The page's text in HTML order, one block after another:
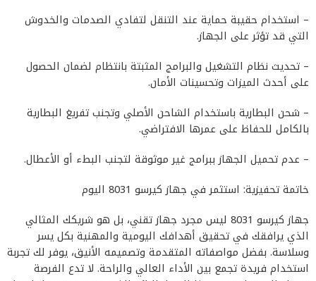
– استخدام حقيبة حماية عند التنقل لتفادي الصدمات والخدوش
التي قد تؤثر على الجهاز.
– تحديث نظام التشغيل والبرامج المثبتة بانتظام لضمان الحصول
على أحدث الميزات وتحسينات الأمان.
– شحن البطارية باستخدام الشاحن الأصلي وتجنب تفريغ البطارية
بالكامل للحفاظ على عمرها الافتراضي.
– عدم تحميل الجهاز ببرامج غير موثوقة لتجنب البطء أو الأعطال.
خاتمة تحفيزية: استثمر في جهاز كيرسو 8031 اليوم
جهاز كيرسو 8031 ليس مجرد جهاز تقني، بل هو شريكك المثالي
الذي يرافقك في تحقيق أهدافك اليومية والمهنية بكل يسر
وسلاسة. بفضل مواصفاته المتقدمة وتصميمه الأنيق، يوفر لك تجربة
استخدام فريدة تجمع بين الأداء العالي والراحة. لا تدع الفرصة